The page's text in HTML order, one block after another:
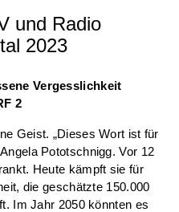
und Radio
2023
Vergesslichkeit
2
Geist. „Dieses Wort ist für
Pototschnigg. Vor 12
Heute kämpft sie für
die geschätzte 150.000
Im Jahr 2050 könnten es